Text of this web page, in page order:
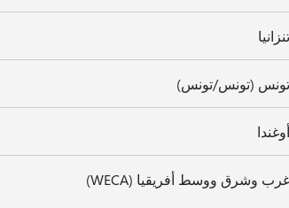
تنزانيا
تونس (تونس/تونس)
أوغندا
غرب وشرق ووسط أفريقيا (WECA)